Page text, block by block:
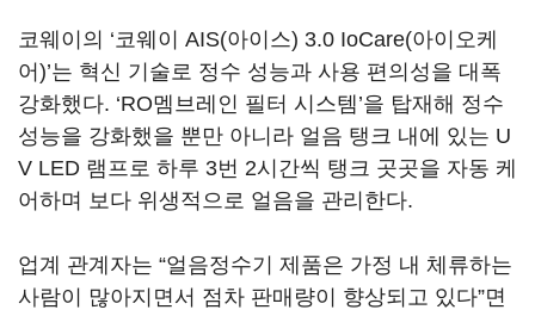
코웨이의 ‘코웨이 AIS(아이스) 3.0 IoCare(아이오케
어)’는 혁신 기술로 정수 성능과 사용 편의성을 대폭
강화했다. ‘RO멤브레인 필터 시스템’을 탑재해 정수
성능을 강화했을 뿐만 아니라 얼음 탱크 내에 있는 U
V LED 램프로 하루 3번 2시간씩 탱크 곳곳을 자동 케
어하며 보다 위생적으로 얼음을 관리한다.
업계 관계자는 “얼음정수기 제품은 가정 내 체류하는
사람이 많아지면서 점차 판매량이 향상되고 있다”면